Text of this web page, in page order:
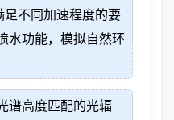
不同加速程度的要
水功能，模拟自然环
谱高度匹配的光辐